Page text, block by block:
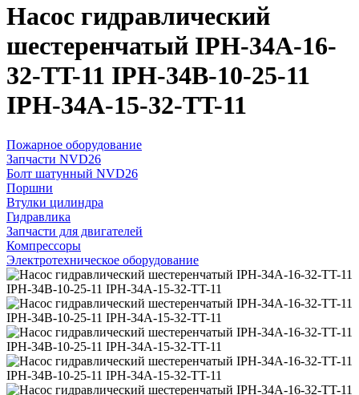
Насос гидравлический
шестеренчатый IPH-34A-16-
32-TT-11 IPH-34B-10-25-11
IPH-34A-15-32-TT-11
Пожарное оборудование
Запчасти NVD26
Болт шатунный NVD26
Поршни
Втулки цилиндра
Гидравлика
Запчасти для двигателей
Компрессоры
Электротехническое оборудование